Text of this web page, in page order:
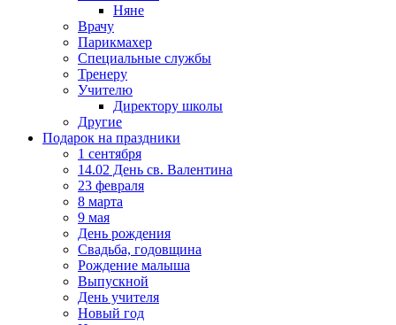
Няне
Врачу
Парикмахер
Специальные службы
Тренеру
Учителю
Директору школы
Другие
Подарок на праздники
1 сентября
14.02 День св. Валентина
23 февраля
8 марта
9 мая
День рождения
Свадьба, годовщина
Рождение малыша
Выпускной
День учителя
Новый год